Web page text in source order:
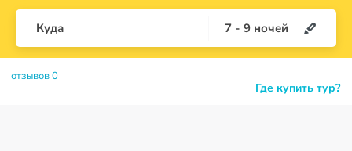
Куда 7 - 9 ночей
Где купить тур?
отзывов 0